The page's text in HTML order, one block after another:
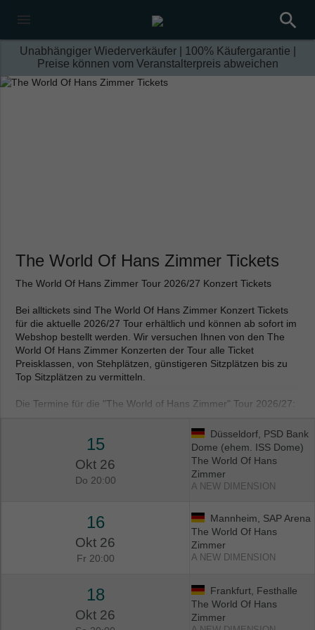
search
menu
Unabhängiger Wiederverkäufer | 100% Käufergarantie |
Preise können vom Veranstalterpreis abweichen
The World Of Hans Zimmer Tickets
The World Of Hans Zimmer Tour 2026/27 Konzert Tickets
Bei alltickets sind The World Of Hans Zimmer Konzert Tickets
für die aktuelle 2026/27 Tour erhältlich und können ab sofort im
Webshop bestellt werden. Wir versuchen Ihnen von den The
World Of Hans Zimmer Konzerten der Tour alle Ticket
Preisklassen, von Stehplätzen, günstigeren Sitzplätzen bis zu
Top Sitzplätzen zu vermitteln.
Die Termine für die "The World of Hans Zimmer" Tour 2026/27:
05. April 2026 Graz, Stadthalle
07. April 2026 Nürnberg, Kia Metropol Arena
08. April 2026 Bamberg, brose-Arena
09. April 2026 Kempten, bigBOX Allgäu
13. April 2026 Frankfurt, Alte Oper
14. April 2026 Zwickau, Stadthalle
16. April 2026 Wetzlar, Buderus Arena
17. April 2026 Trier, SWT-Arena
19. April 2026 Kiel, Wunderino-Arena
15. Oktober 2026 Düsseldorf, PSD Bank Dome
16. Oktober 2026 Mannheim, SAP Arena
15
Okt 26
Do 20:00
Düsseldorf, PSD Bank
Dome (ehem. ISS Dome)
The World Of Hans
Zimmer
A NEW DIMENSION
16
Okt 26
Fr 20:00
Mannheim, SAP Arena
The World Of Hans
Zimmer
A NEW DIMENSION
18
Okt 26
Frankfurt, Festhalle
The World Of Hans
Zimmer